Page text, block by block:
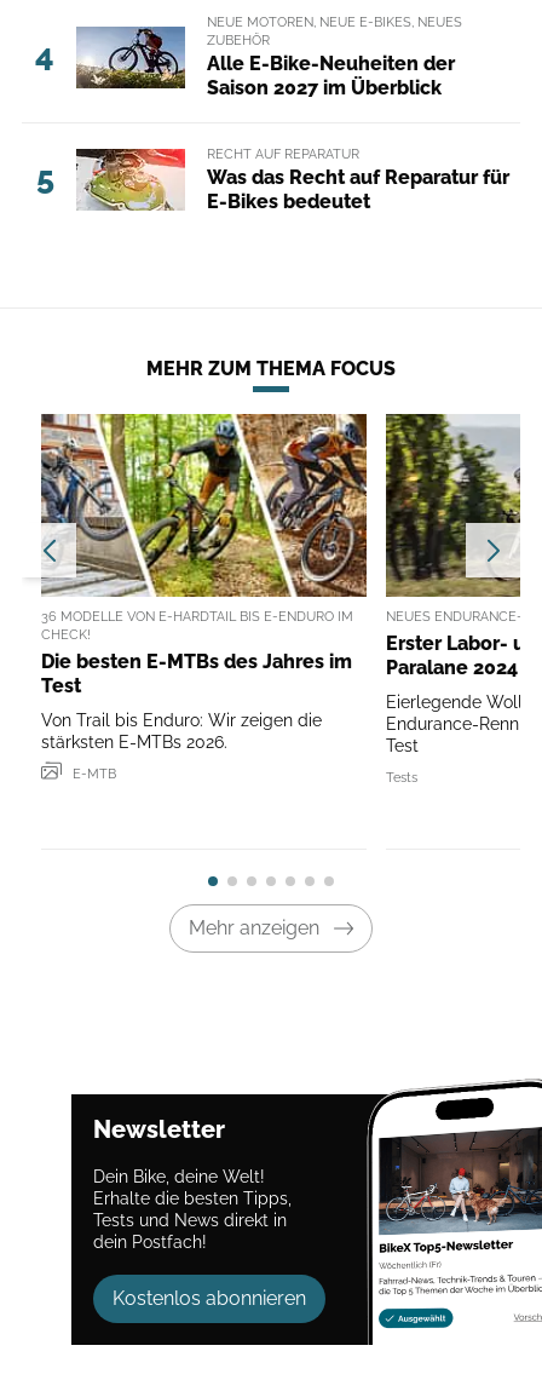
4
NEUE MOTOREN, NEUE E-BIKES, NEUES
ZUBEHÖR
Alle E-Bike-Neuheiten der
Saison 2027 im Überblick
5
RECHT AUF REPARATUR
Was das Recht auf Reparatur für
E-Bikes bedeutet
MEHR ZUM THEMA FOCUS
36 MODELLE VON E-HARDTAIL BIS E-ENDURO IM
CHECK!
Die besten E-MTBs des Jahres im
Test
Von Trail bis Enduro: Wir zeigen die
stärksten E-MTBs 2026.
E-MTB
NEUES ENDURANCE-
Erster Labor-
Paralane 2024
Eierlegende
Endurance-
Test
Tests
Mehr anzeigen
Newsletter
Dein Bike, deine Welt!
Erhalte die besten Tipps,
Tests und News direkt in
dein Postfach!
Kostenlos abonnieren